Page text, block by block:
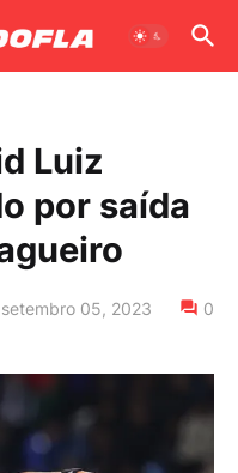
Luiz
por saída
setembro 05, 2023 0